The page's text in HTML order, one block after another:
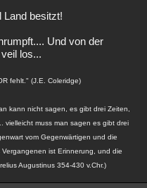
Land besitzt!
Und von der
los...
fehlt." (J.E. Coleridge)
kann nicht sagen, es gibt drei Zeiten,
vielleicht muss man sagen es gibt drei
vom Gegenwärtigen und die
ist Erinnerung, und die
Augustinus 354-430 v.Chr.)